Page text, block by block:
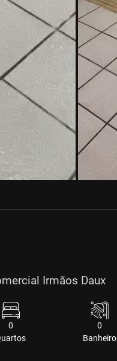
Irmãos Daux
0
0
Banheiro